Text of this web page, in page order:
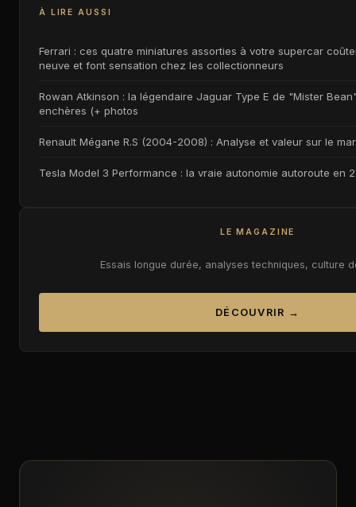
À LIRE AUSSI
Ferrari : ces quatre miniatures assorties à votre supercar
neuve et font sensation chez les collectionneurs
Rowan Atkinson : la légendaire Jaguar Type E de "Mister
enchères (+ photos
Renault Mégane R.S (2004-2008) : Analyse et valeur sur le
Tesla Model 3 Performance : la vraie autonomie autoroute en
LE MAGAZINE
Essais longue durée, analyses techniques, culture
DÉCOUVRIR →